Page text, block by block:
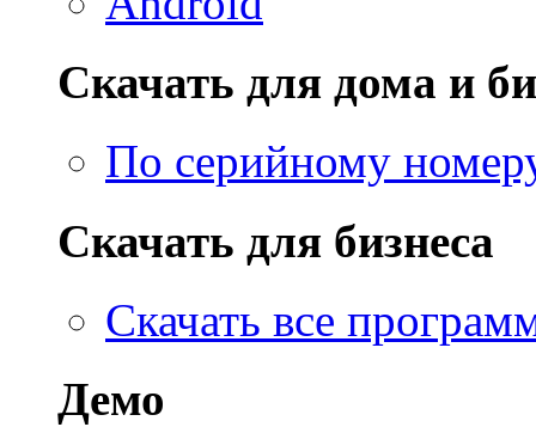
Скачать для дома и
По серийному
Скачать для бизнеса
Скачать все
Демо